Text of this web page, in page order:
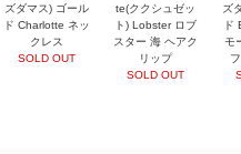
ズダマス) ゴール
ド Charlotte ネッ
クレス
SOLD OUT
te(ククシュゼッ
ト) Lobster ロブ
スター 海 ヘアク
リップ
SOLD OUT
ズ
ド
モ